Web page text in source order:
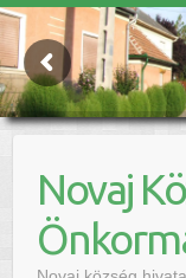
Novaj